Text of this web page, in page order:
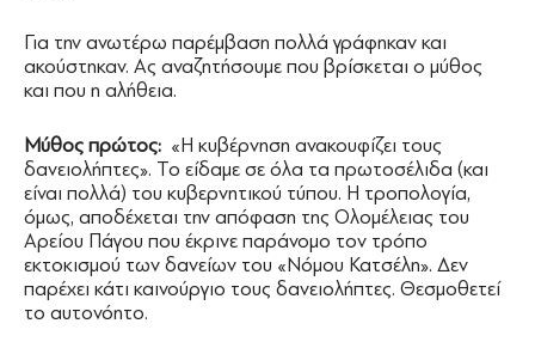
Για την ανωτέρω παρέμβαση πολλά γράφηκαν και
ακούστηκαν. Ας αναζητήσουμε που βρίσκεται ο μύθος
και που η αλήθεια.
Μύθος πρώτος: «Η κυβέρνηση ανακουφίζει τους
δανειολήπτες». Το είδαμε σε όλα τα πρωτοσέλιδα (και
είναι πολλά) του κυβερνητικού τύπου. Η τροπολογία,
όμως, αποδέχεται την απόφαση της Ολομέλειας του
Αρείου Πάγου που έκρινε παράνομο τον τρόπο
εκτοκισμού των δανείων του «Νόμου Κατσέλη». Δεν
παρέχει κάτι καινούργιο τους δανειολήπτες. Θεσμοθετεί
το αυτονόητο.